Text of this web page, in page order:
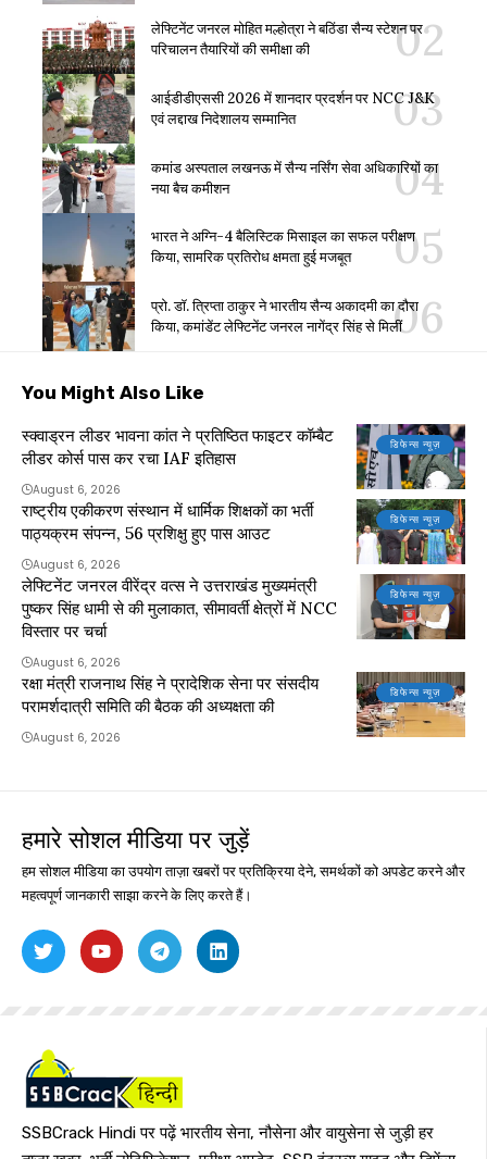
लेफ्टिनेंट जनरल मोहित मल्होत्रा ने बठिंडा सैन्य स्टेशन पर
परिचालन तैयारियों की समीक्षा की
आईडीडीएससी 2026 में शानदार प्रदर्शन पर NCC J&K
एवं लद्दाख निदेशालय सम्मानित
कमांड अस्पताल लखनऊ में सैन्य नर्सिंग सेवा अधिकारियों का
नया बैच कमीशन
भारत ने अग्नि-4 बैलिस्टिक मिसाइल का सफल परीक्षण
किया, सामरिक प्रतिरोध क्षमता हुई मजबूत
प्रो. डॉ. त्रिप्ता ठाकुर ने भारतीय सैन्य अकादमी का दौरा
किया, कमांडेंट लेफ्टिनेंट जनरल नागेंद्र सिंह से मिलीं
You Might Also Like
डिफेन्स न्यूज़
स्क्वाड्रन लीडर भावना कांत ने प्रतिष्ठित फाइटर कॉम्बैट
लीडर कोर्स पास कर रचा IAF इतिहास
August 6, 2026
डिफेन्स न्यूज़
राष्ट्रीय एकीकरण संस्थान में धार्मिक शिक्षकों का भर्ती
पाठ्यक्रम संपन्न, 56 प्रशिक्षु हुए पास आउट
August 6, 2026
डिफेन्स न्यूज़
लेफ्टिनेंट जनरल वीरेंद्र वत्स ने उत्तराखंड मुख्यमंत्री
पुष्कर सिंह धामी से की मुलाकात, सीमावर्ती क्षेत्रों में NCC
विस्तार पर चर्चा
August 6, 2026
डिफेन्स न्यूज़
रक्षा मंत्री राजनाथ सिंह ने प्रादेशिक सेना पर संसदीय
परामर्शदात्री समिति की बैठक की अध्यक्षता की
August 6, 2026
हमारे सोशल मीडिया पर जुड़ें
हम सोशल मीडिया का उपयोग ताज़ा खबरों पर प्रतिक्रिया देने, समर्थकों को अपडेट करने और
महत्वपूर्ण जानकारी साझा करने के लिए करते हैं।
SSBCrack Hindi पर पढ़ें भारतीय सेना, नौसेना और वायुसेना से जुड़ी हर